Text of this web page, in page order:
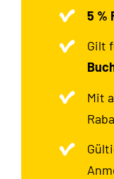
5 %
Gilt
Mit